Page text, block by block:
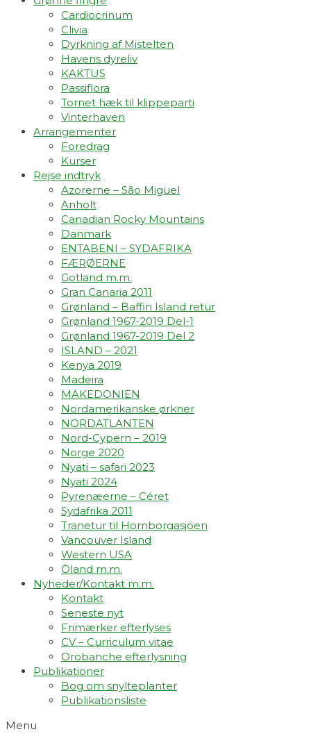
Cardiocrinum
Clivia
Dyrkning af Mistelten
Havens dyreliv
KAKTUS
Passiflora
Tornet hæk til klippeparti
Vinterhaven
Arrangementer
Foredrag
Kurser
Rejse indtryk
Azorerne – São Miguel
Anholt
Canadian Rocky Mountains
Danmark
ENTABENI – SYDAFRIKA
FÆRØERNE
Gotland m.m.
Gran Canaria 2011
Grønland – Baffin Island retur
Grønland 1967-2019 Del-1
Grønland 1967-2019 Del 2
ISLAND – 2021
Kenya 2019
Madeira
MAKEDONIEN
Nordamerikanske ørkner
NORDATLANTEN
Nord-Cypern – 2019
Norge 2020
Nyati – safari 2023
Nyati 2024
Pyrenæerne – Céret
Sydafrika 2011
Tranetur til Hornborgasjöen
Vancouver Island
Western USA
Öland m.m.
Nyheder/Kontakt m.m.
Kontakt
Seneste nyt
Frimærker efterlyses
CV – Curriculum vitae
Orobanche efterlysning
Publikationer
Bog om snylteplanter
Publikationsliste
Menu